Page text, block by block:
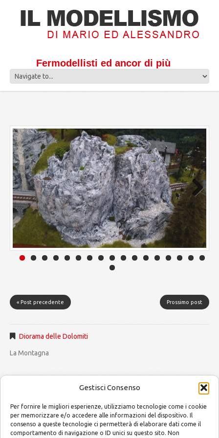
Gestisci Consenso
Per fornire le migliori esperienze, utilizziamo tecnologie come i cookie
per memorizzare e/o accedere alle informazioni del dispositivo. Il
consenso a queste tecnologie ci permetterà di elaborare dati come il
comportamento di navigazione o ID unici su questo sito. Non
Fermodellisti ed ancor di più
Next
« Post precedente Prossimo post
Diorama delle Dolomiti
La Montagna
MODELLISMO by Mario and AlessandroCopyright © 2014